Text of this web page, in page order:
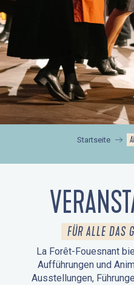
Startseite
FÜR ALLE DAS
La Forêt-Fouesnant
Aufführungen und
Ausstellungen,